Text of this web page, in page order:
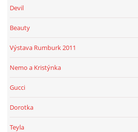
Devil
Beauty
Výstava Rumburk 2011
Nemo a Kristýnka
Gucci
Dorotka
Teyla